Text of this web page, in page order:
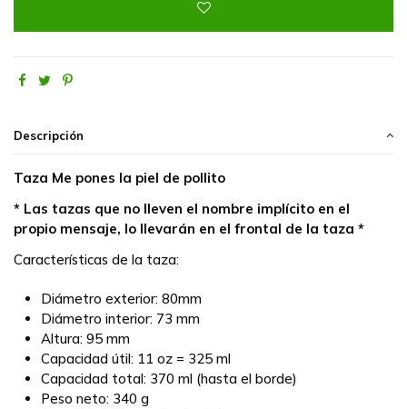
Descripción
Taza Me pones la piel de pollito
* Las tazas que no lleven el nombre implícito en el
propio mensaje, lo llevarán en el frontal de la taza *
Características de la taza:
Diámetro exterior: 80mm
Diámetro interior: 73 mm
Altura: 95 mm
Capacidad útil: 11 oz = 325 ml
Capacidad total: 370 ml (hasta el borde)
Peso neto: 340 g